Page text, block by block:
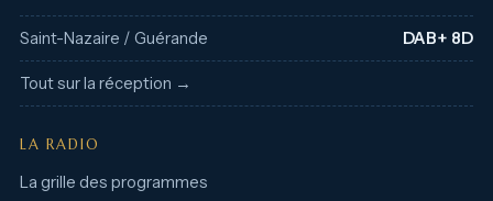
Saint-Nazaire / Guérande DAB+ 8D
Tout sur la réception →
LA RADIO
La grille des programmes